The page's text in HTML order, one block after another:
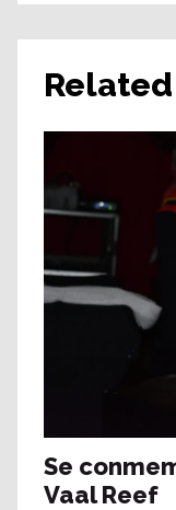
Se
Vaal Reef